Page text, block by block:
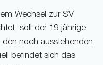
Wechsel zur SV
soll der 19-jährige
noch ausstehenden
befindet sich das